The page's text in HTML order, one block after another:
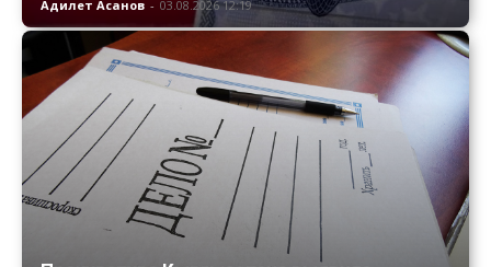
Адилет Асанов - 03.08.2026 12:19